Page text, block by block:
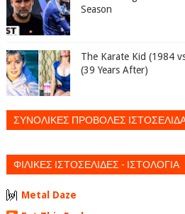
Season
The Karate Kid (1984
(39 Years After)
ΣΥΝΟΛΙΚΕΣ ΠΡΟΒΟΛΕΣ
ΦΙΛΙΚΕΣ ΙΣΤΟΣΕΛΙΔΕΣ - ΙΣΤΟΛΟΓΙΑ
Metal Daze